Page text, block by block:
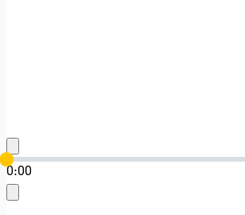
0:00